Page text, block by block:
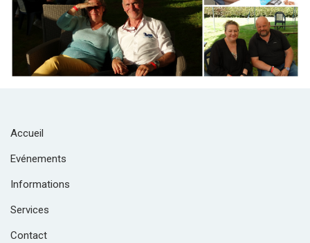
Accueil
Evénements
Informations
Services
Contact